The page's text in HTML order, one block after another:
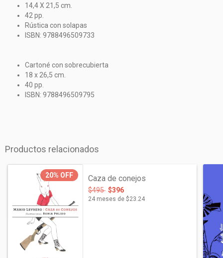
14,4 X 21,5 cm.
42 pp.
Rústica con solapas
ISBN: 9788496509733
Cartoné con sobrecubierta
18 x 26,5 cm.
40 pp.
ISBN: 9788496509795
Productos relacionados
20% OFF Caza de conejos
$495 $396
24meses de $23.24